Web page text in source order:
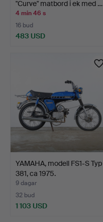
"Curve" matbord i ek med …
4 min 46 s
16 bud
483 USD
YAMAHA, modell FS1-S Typ
381, ca 1975.
9 dagar
32 bud
1 103 USD